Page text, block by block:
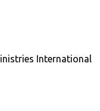
International